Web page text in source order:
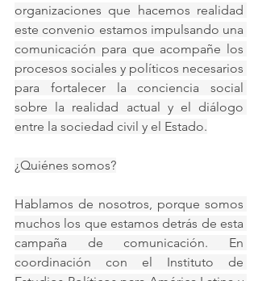
organizaciones que hacemos realidad
este convenio estamos impulsando una
comunicación para que acompañe los
procesos sociales y políticos necesarios
para fortalecer la conciencia social
sobre la realidad actual y el diálogo
entre la sociedad civil y el Estado.
¿Quiénes somos?
Hablamos de nosotros, porque somos
muchos los que estamos detrás de esta
campaña de comunicación. En
coordinación con el Instituto de